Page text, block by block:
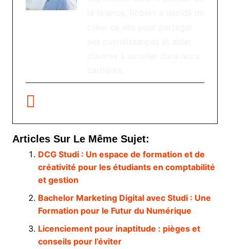
Articles Sur Le Même Sujet:
DCG Studi : Un espace de formation et de
créativité pour les étudiants en comptabilité
et gestion
Bachelor Marketing Digital avec Studi : Une
Formation pour le Futur du Numérique
Licenciement pour inaptitude : pièges et
conseils pour l’éviter